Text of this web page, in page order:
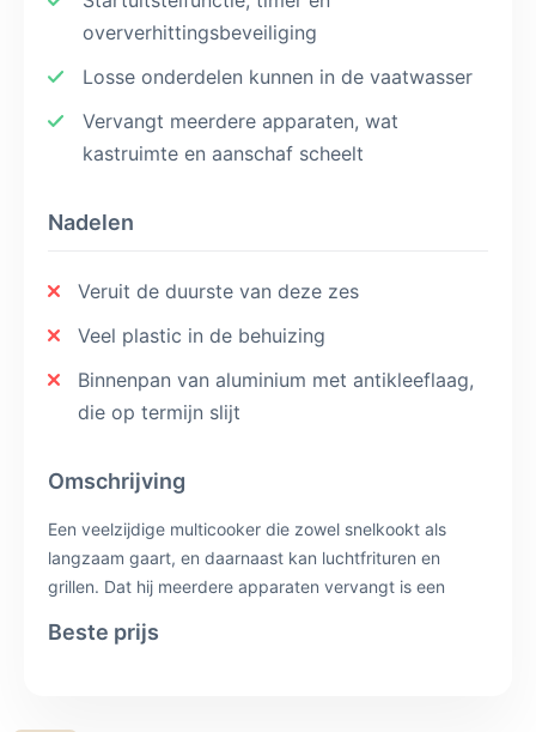
oververhittingsbeveiliging
Losse onderdelen kunnen in de vaatwasser
Vervangt meerdere apparaten, wat
kastruimte en aanschaf scheelt
Nadelen
Veruit de duurste van deze zes
Veel plastic in de behuizing
Binnenpan van aluminium met antikleeflaag,
die op termijn slijt
Omschrijving
Een veelzijdige multicooker die zowel snelkookt als
langzaam gaart, en daarnaast kan luchtfrituren en
grillen. Dat hij meerdere apparaten vervangt is een
te kopen. Daar staat een hoge aanschafprijs tegenover,
Beste prijs